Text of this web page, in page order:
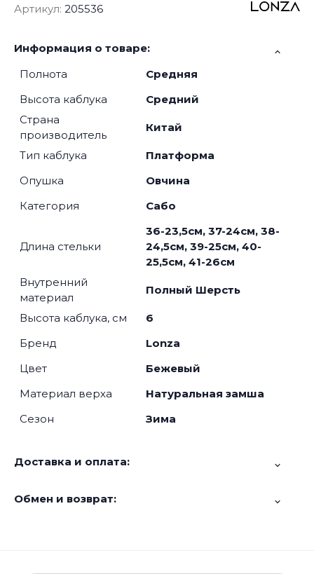
Артикул: 205536
Информация о товаре:
Полнота
Средняя
Высота каблука
Средний
Страна
производитель
Китай
Тип каблука
Платформа
Опушка
Овчина
Категория
Сабо
Длина стельки
36-23,5см, 37-24см, 38-
24,5см, 39-25см, 40-
25,5см, 41-26см
Внутренний
материал
Полный Шерсть
Высота каблука, см
6
Бренд
Lonza
Цвет
Бежевый
Материал верха
Натуральная замша
Сезон
Зима
Доставка и оплата:
Обмен и возврат: